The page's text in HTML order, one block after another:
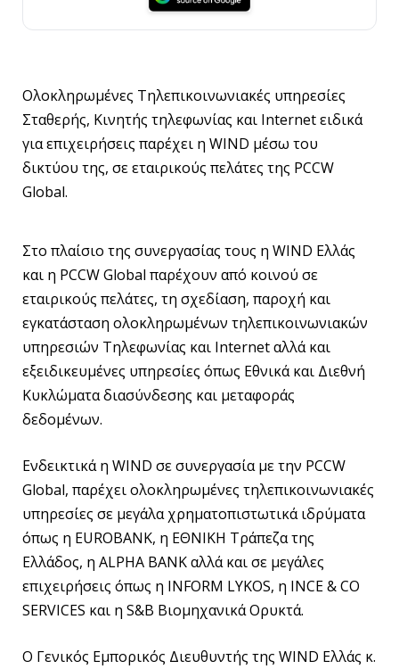
Ολοκληρωμένες Τηλεπικοινωνιακές υπηρεσίες
Σταθερής, Κινητής τηλεφωνίας και Internet ειδικά
για επιχειρήσεις παρέχει η WIND μέσω του
δικτύου της, σε εταιρικούς πελάτες της PCCW
Global.
Στο πλαίσιο της συνεργασίας τους η WIND Ελλάς
και η PCCW Global παρέχουν από κοινού σε
εταιρικούς πελάτες, τη σχεδίαση, παροχή και
εγκατάσταση ολοκληρωμένων τηλεπικοινωνιακών
υπηρεσιών Τηλεφωνίας και Internet αλλά και
εξειδικευμένες υπηρεσίες όπως Εθνικά και Διεθνή
Κυκλώματα διασύνδεσης και μεταφοράς
δεδομένων.
Ενδεικτικά η WIND σε συνεργασία με την PCCW
Global, παρέχει ολοκληρωμένες τηλεπικοινωνιακές
υπηρεσίες σε μεγάλα χρηματοπιστωτικά ιδρύματα
όπως η EUROBANK, η ΕΘΝΙΚΗ Τράπεζα της
Ελλάδος, η ALPHA BANK αλλά και σε μεγάλες
επιχειρήσεις όπως η INFORM LYKOS, η INCE & CO
SERVICES και η S&B Βιομηχανικά Ορυκτά.
Ο Γενικός Εμπορικός Διευθυντής της WIND Ελλάς κ.